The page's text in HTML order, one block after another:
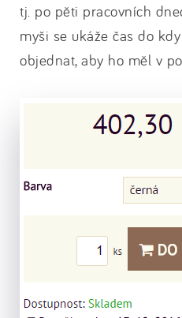
tj. po pěti pracovních
myši se ukáže čas do
objednat, aby ho měl v